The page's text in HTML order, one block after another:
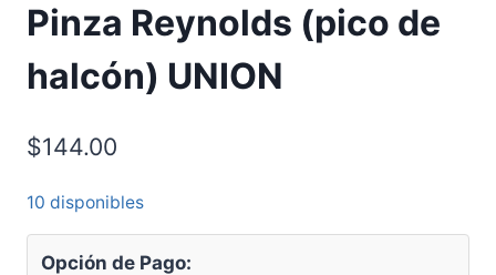
Pinza Reynolds (pico de
halcón) UNION
$144.00
10 disponibles
Opción de Pago: